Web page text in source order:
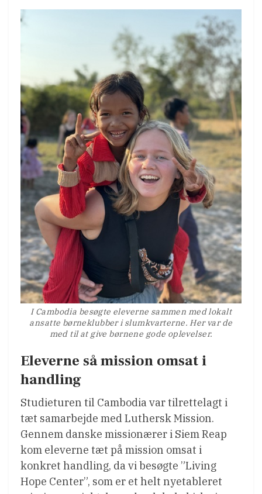
I Cambodia besøgte eleverne sammen med lokalt
ansatte børneklubber i slumkvarterne. Her var de
med til at give børnene gode oplevelser.
Eleverne så mission omsat i
handling
Studieturen til Cambodia var tilrettelagt i
tæt samarbejde med Luthersk Mission.
Gennem danske missionærer i Siem Reap
kom eleverne tæt på mission omsat i
konkret handling, da vi besøgte ”Living
Hope Center”, som er et helt nyetableret